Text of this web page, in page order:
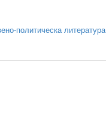
политическа литература